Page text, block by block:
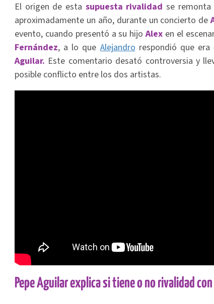
El origen de esta supuesta rivalidadse remonta
aproximadamente un año, durante un concierto de
evento, cuando presentó a su hijo Alex en el
Fernández, a lo queAlejandrorespondió que era
Aguilar. Este comentario desató controversia y
posible conflicto entre los dos artistas.
Pepe Aguilar explica si tiene o no rivalidad